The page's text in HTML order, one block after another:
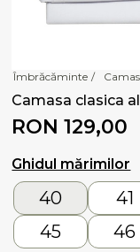
Îmbrăcăminte /
Camasa clasica
RON 129,00
Ghidul mărimilor
40 41
45
46